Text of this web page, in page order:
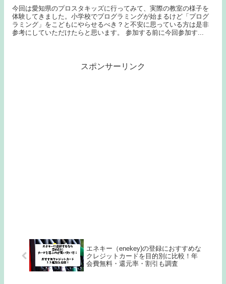
今回は愛知県のプロスタキッズに行ってみて、実際の教室の様子を
体験してきました。小学校でプログラミングが始まるけど「プログ
ラミング」をこどもにやらせるべき？と不安に思っている方は是非
参考にしていただけたらと思います。 参加する前に今回参加す...
スポンサーリンク
エネキー（enekey)の登録におすすめな
クレジットカードを目的別に比較！年
会費無料・還元率・割引も調査